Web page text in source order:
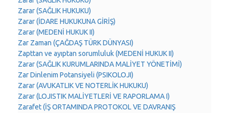
Zarar (SAĞLIK HUKUKU)
Zarar (İDARE HUKUKUNA GİRİŞ)
Zarar (MEDENİ HUKUK II)
Zar Zaman (ÇAĞDAŞ TÜRK DÜNYASI)
Zapttan ve ayıptan sorumluluk (MEDENİ HUKUK II)
Zarar (SAĞLIK KURUMLARINDA MALİYET YÖNETİMİ)
Zar Dinlenim Potansiyeli (PSIKOLOJI)
Zarar (AVUKATLIK VE NOTERLİK HUKUKU)
Zarar (LOJISTIK MALİYETLERİ VE RAPORLAMA I)
Zarafet (İŞ ORTAMINDA PROTOKOL VE DAVRANIŞ